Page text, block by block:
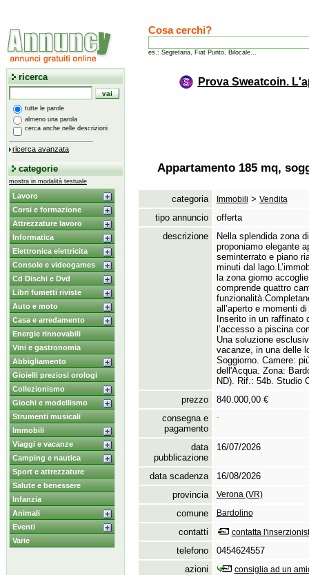
Cosa cerchi?
es.: Segretaria, Fiat Punto, Bilocale...
ricerca
tutte le parole
almeno una parola
cerca anche nelle descrizioni
ricerca avanzata
categorie
mostra in modalità testuale
Lavoro
Corsi e formazione
Attrezzature lavoro
Informatica
Elettronica elettricita
Console e videogames
Cd Dischi e Dvd
Libri fumetti riviste
Auto e moto
Casa e arredamento
Energie rinnovabili
Vini e gastronomia
Abbigliamento
Gioielli preziosi orologi
Collezionismo
Giochi e modellismo
Strumenti musicali
Immobili
Viaggi e vacanze
Camping e nautica
Sport e attrezzature
Salute e benessere
Infanzia
Animali
Eventi
Varie
Prova Sweatcoin.
Appartamento 185 mq,
categoria Immobili > Vendita
tipo annuncio
offerta
descrizione
Nella splendida zona
proponiamo elegante
seminterrato e piano
minuti dal lago.
la zona giorno
comprende quattro
funzionalità.
all’aperto e momenti
Inserito in un raffinato
l’accesso a piscina
Una soluzione
vacanze, in una delle
Soggiorno. Camere:
dell'Acqua. Zona:
ND). Rif.: 54b. Studio
prezzo
840.000,00 €
consegna e
pagamento
-
data
pubblicazione
16/07/2026
data scadenza
16/08/2026
provincia
Verona (VR)
comune Bardolino
contatti contatta
telefono
0454624557
azioni
consiglia ad un